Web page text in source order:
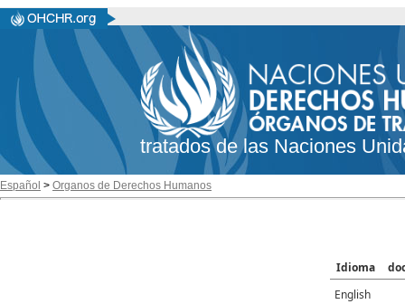
tratados de las Naciones
Español > Organos de Derechos Humanos
Idioma
English